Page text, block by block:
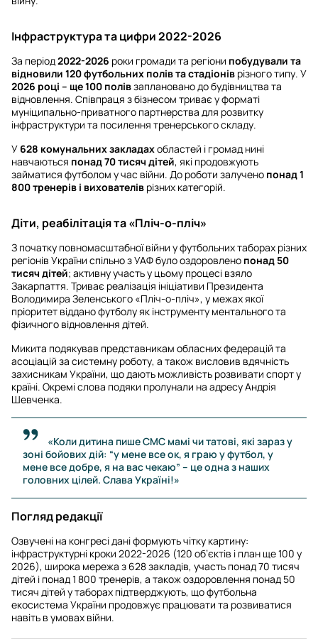
Інфраструктура та цифри 2022-2026
За період2022-2026 роки громади та регіони побудували та
відновили 120 футбольних полів та стадіонів різного типу. У
2026 році – ще 100 полівзаплановано до будівництва та
відновлення. Співпраця з бізнесом триває у форматі
муніципально-приватного партнерства для розвитку
інфраструктури та посилення тренерського складу.
У 628 комунальних закладахобластей і громад нині
навчаються понад 70 тисяч дітей, які продовжують
займатися футболом у час війни. До роботи залучено понад 1
800 тренерів і вихователів різних категорій.
Діти, реабілітація та «Пліч-о-пліч»
З початку повномасштабної війни у футбольних таборах різних
регіонів України спільно з УАФ було оздоровлено понад 50
тисяч дітей; активну участь у цьому процесі взяло
Закарпаття. Триває реалізація ініціативи Президента
Володимира Зеленського «Пліч-о-пліч», у межах якої
пріоритет віддано футболу як інструменту ментального та
фізичного відновлення дітей.
Микита подякував представникам обласних федерацій та
асоціацій за системну роботу, а також висловив вдячність
захисникам України, що дають можливість розвивати спорт у
країні. Окремі слова подяки пролунали на адресу Андрія
Шевченка.
«Коли дитина пише СМС мамі чи татові, які зараз у
зоні бойових дій: “у мене все ок, я граю у футбол, у
мене все добре, я на вас чекаю” – це одна з наших
головних цілей. Слава Україні!»
Погляд редакції
Озвучені на конгресі дані формують чітку картину:
інфраструктурні кроки 2022-2026 (120 об’єктів і план ще 100 у
2026), широка мережа з 628 закладів, участь понад 70 тисяч
дітей і понад 1 800 тренерів, а також оздоровлення понад 50
тисяч дітей у таборах підтверджують, що футбольна
екосистема України продовжує працювати та розвиватися
навіть в умовах війни.